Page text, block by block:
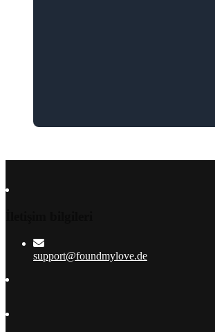
support@foundmylove.de